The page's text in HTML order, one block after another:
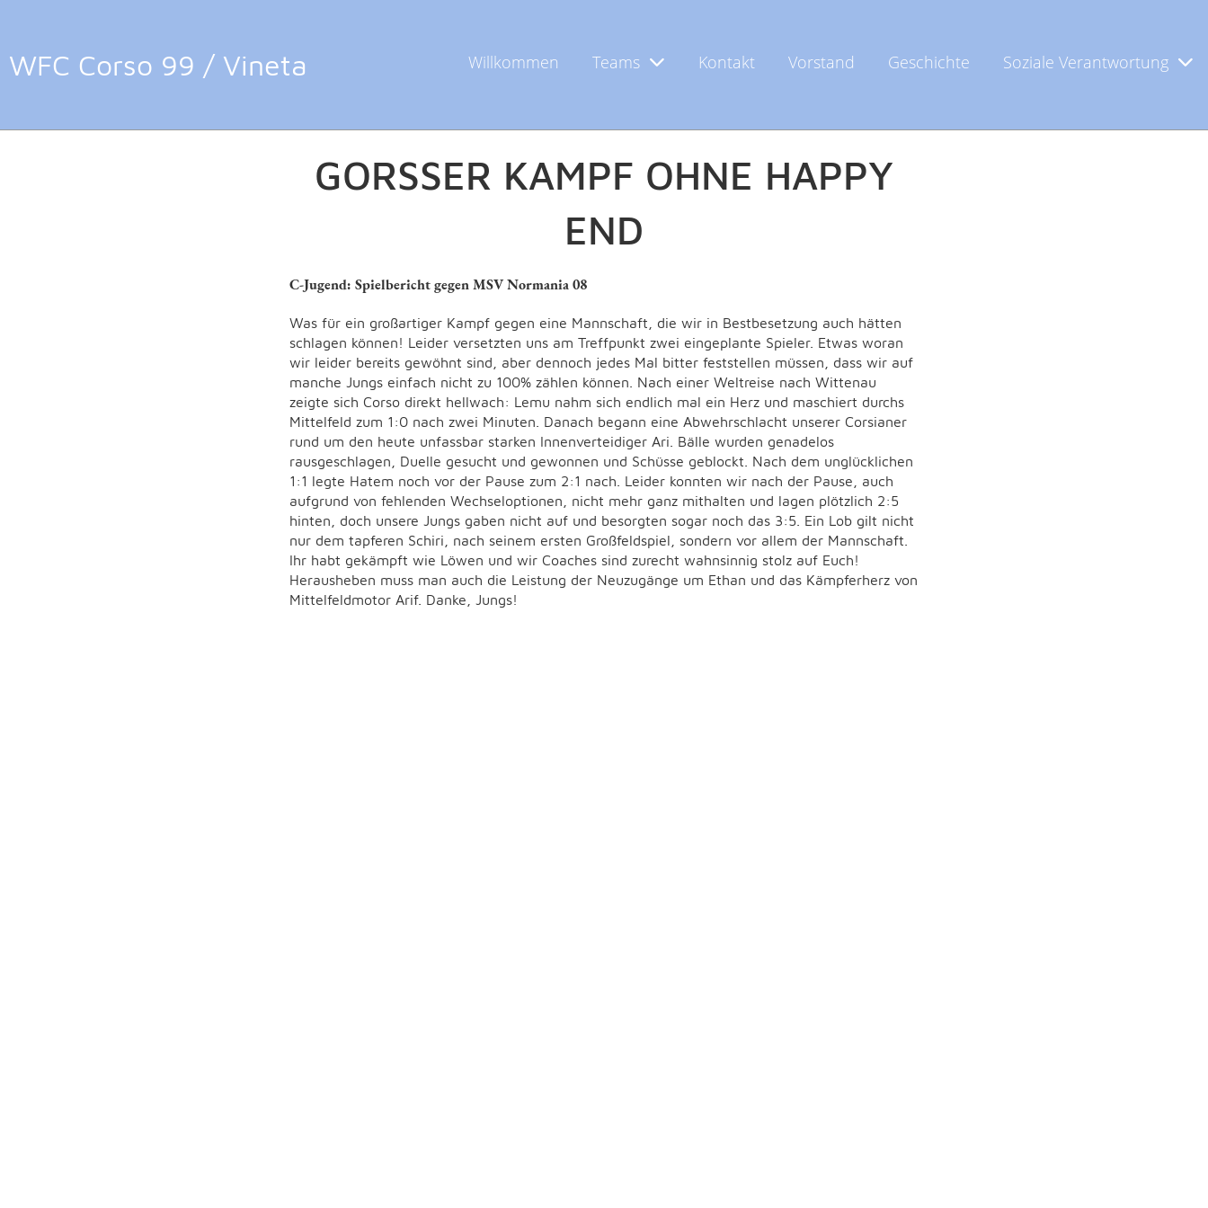
Willkommen Teams Kontakt Vorstand Geschichte Soziale Verantwortung
WFC Corso 99 / VinetaZurück
GORSSER KAMPF OHNE HAPPY E
ND
C-Jugend: Spielbericht gegen MSV Normania 08
Was für ein großartiger Kampf gegen eine Mannschaft, die wir in Bestbesetzung auch hätten
schlagen können! Leider versetzten uns am Treffpunkt zwei eingeplante Spieler. Etwas woran
wir leider bereits gewöhnt sind, aber dennoch jedes Mal bitter feststellen müssen, dass wir auf
manche Jungs einfach nicht zu 100% zählen können. Nach einer Weltreise nach Wittenau
zeigte sich Corso direkt hellwach: Lemu nahm sich endlich mal ein Herz und maschiert durchs
Mittelfeld zum 1:0 nach zwei Minuten. Danach begann eine Abwehrschlacht unserer Corsianer
rund um den heute unfassbar starken Innenverteidiger Ari. Bälle wurden genadelos
rausgeschlagen, Duelle gesucht und gewonnen und Schüsse geblockt. Nach dem unglücklichen
1:1 legte Hatem noch vor der Pause zum 2:1 nach. Leider konnten wir nach der Pause, auch
aufgrund von fehlenden Wechseloptionen, nicht mehr ganz mithalten und lagen plötzlich 2:5
hinten, doch unsere Jungs gaben nicht auf und besorgten sogar noch das 3:5. Ein Lob gilt nicht
nur dem tapferen Schiri, nach seinem ersten Großfeldspiel, sondern vor allem der Mannschaft.
Ihr habt gekämpft wie Löwen und wir Coaches sind zurecht wahnsinnig stolz auf Euch!
Herausheben muss man auch die Leistung der Neuzugänge um Ethan und das Kämpferherz von
Mittelfeldmotor Arif. Danke, Jungs!